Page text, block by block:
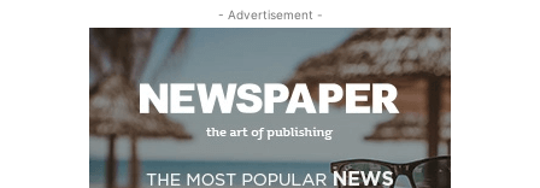
- Advertisement -